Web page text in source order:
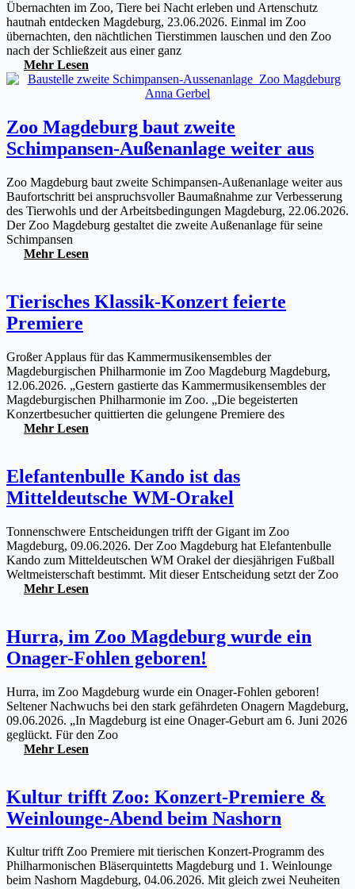
Übernachten im Zoo, Tiere bei Nacht erleben und Artenschutz
hautnah entdecken Magdeburg, 23.06.2026. Einmal im Zoo
übernachten, den nächtlichen Tierstimmen lauschen und den Zoo
nach der Schließzeit aus einer ganz
Mehr Lesen
Zoo Magdeburg baut zweite
Schimpansen-Außenanlage weiter aus
Zoo Magdeburg baut zweite Schimpansen-Außenanlage weiter aus
Baufortschritt bei anspruchsvoller Baumaßnahme zur Verbesserung
des Tierwohls und der Arbeitsbedingungen Magdeburg, 22.06.2026.
Der Zoo Magdeburg gestaltet die zweite Außenanlage für seine
Schimpansen
Mehr Lesen
Tierisches Klassik-Konzert feierte
Premiere
Großer Applaus für das Kammermusikensembles der
Magdeburgischen Philharmonie im Zoo Magdeburg Magdeburg,
12.06.2026. „Gestern gastierte das Kammermusikensembles der
Magdeburgischen Philharmonie im Zoo. „Die begeisterten
Konzertbesucher quittierten die gelungene Premiere des
Mehr Lesen
Elefantenbulle Kando ist das
Mitteldeutsche WM-Orakel
Tonnenschwere Entscheidungen trifft der Gigant im Zoo
Magdeburg, 09.06.2026. Der Zoo Magdeburg hat Elefantenbulle
Kando zum Mitteldeutschen WM Orakel der diesjährigen Fußball
Weltmeisterschaft bestimmt. Mit dieser Entscheidung setzt der Zoo
Mehr Lesen
Hurra, im Zoo Magdeburg wurde ein
Onager-Fohlen geboren!
Hurra, im Zoo Magdeburg wurde ein Onager-Fohlen geboren!
Seltener Nachwuchs bei den stark gefährdeten Onagern Magdeburg,
09.06.2026. „In Magdeburg ist eine Onager-Geburt am 6. Juni 2026
geglückt. Für den Zoo
Mehr Lesen
Kultur trifft Zoo: Konzert-Premiere &
Weinlounge-Abend beim Nashorn
Kultur trifft Zoo Premiere mit tierischen Konzert-Programm des
Philharmonischen Bläserquintetts Magdeburg und 1. Weinlounge
beim Nashorn Magdeburg, 04.06.2026. Mit gleich zwei Neuheiten